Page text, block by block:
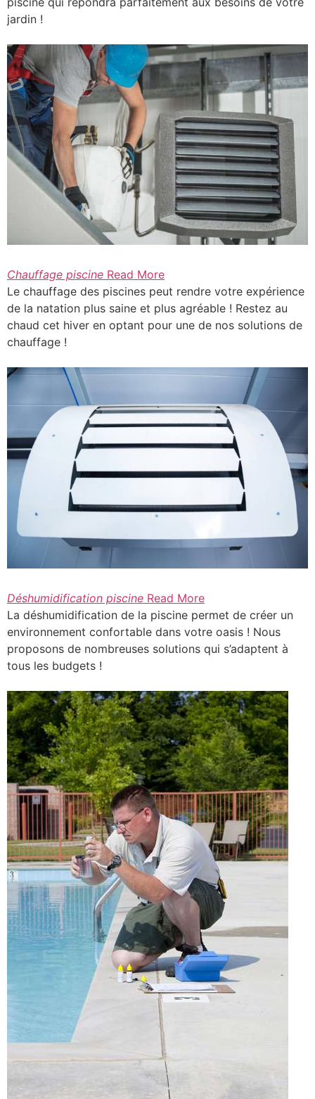
jardin !
Chauffage piscine Read More
Le chauffage des piscines peut rendre votre expérience
de la natation plus saine et plus agréable ! Restez au
chaud cet hiver en optant pour une de nos solutions de
chauffage !
Déshumidification piscine Read More
La déshumidification de la piscine permet de créer un
environnement confortable dans votre oasis ! Nous
proposons de nombreuses solutions qui s’adaptent à
tous les budgets !